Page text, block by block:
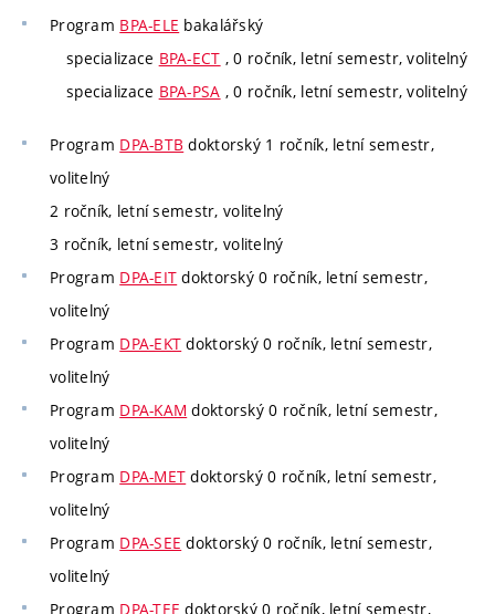
Program BPA-ELE bakalářský
specializace BPA-ECT , 0 ročník, letní semestr, volitelný
specializace BPA-PSA , 0 ročník, letní semestr, volitelný
Program DPA-BTB doktorský 1 ročník, letní semestr,
volitelný
2 ročník, letní semestr, volitelný
3 ročník, letní semestr, volitelný
Program DPA-EIT doktorský 0 ročník, letní semestr,
volitelný
Program DPA-EKT doktorský 0 ročník, letní semestr,
volitelný
Program DPA-KAM doktorský 0 ročník, letní semestr,
volitelný
Program DPA-MET doktorský 0 ročník, letní semestr,
volitelný
Program DPA-SEE doktorský 0 ročník, letní semestr,
volitelný
Program DPA-TEE doktorský 0 ročník, letní semestr,